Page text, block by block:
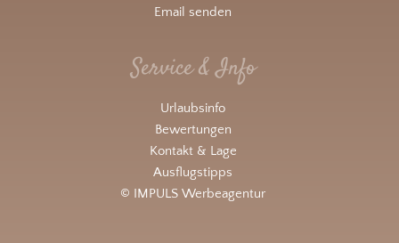
Email senden
Service & Info
Urlaubsinfo
Bewertungen
Kontakt & Lage
Ausflugstipps
© IMPULS Werbeagentur